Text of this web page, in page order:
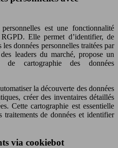
est une fonctionnalité
Elle permet d’identifier, de
données personnelles traitées par
leaders du marché, propose un
cartographie des données
la découverte des données
créer des inventaires détaillés
Cette cartographie est essentielle
traitements de données et identifier
via cookiebot